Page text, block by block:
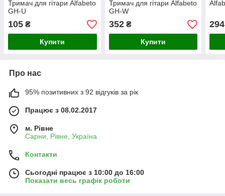
Тримач для гітари Alfabeto
GH-U
105 ₴
Купити
Тримач для гітари Alfabeto
GH-W
352₴
Купити
294
Про нас
95% позитивних з 92 відгуків за рік
Працює з 08.02.2017
м. Рівне
Сарни, Рівне, Україна
Контакти
Сьогодні працює з 10:00 до 16:00
Показати весь графік роботи